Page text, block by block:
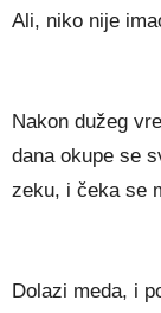
Ali, niko nije
Nakon dužeg
dana okupe se
zeku, i čeka se
Dolazi meda, i